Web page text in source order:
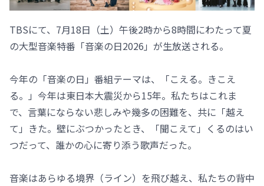
TBSにて、7月18日（土）午後2時から8時間にわたって夏
の大型音楽特番「音楽の日2026」が生放送される。
今年の「音楽の日」番組テーマは、「こえる。きこえ
る。」今年は東日本大震災から15年。私たちはこれま
で、言葉にならない悲しみや幾多の困難を、共に「越え
て」きた。壁にぶつかったとき、「聞こえて」くるのはい
つだって、誰かの心に寄り添う歌声だった。
音楽はあらゆる境界（ライン）を飛び越え、私たちの背中